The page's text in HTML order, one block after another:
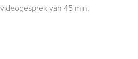
videogesprek van 45 min.